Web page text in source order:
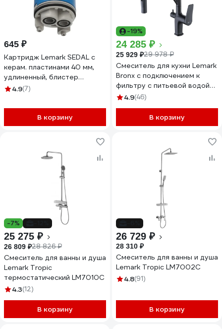
645 ₽
Картридж Lemark SEDAL с
керам. пластинами 40 мм,
удлиненный, блистер
LM8506P-BL
4.9(7)
В корзину
-19%
24 285 ₽
25 929 ₽29 978 ₽
Смеситель для кухни Lemark
Bronx с подключением к
фильтру с питьевой водой
LM3761BL
4.9(46)
В корзину
-7%
25 275 ₽
26 809 ₽28 826 ₽
Смеситель для ванны и душа
Lemark Tropic
термостатический LM7010C
4.3(12)
В корзину
26 729 ₽
28 310 ₽
Смеситель для ванны и душа
Lemark Tropic LM7002С
4.8(91)
В корзину